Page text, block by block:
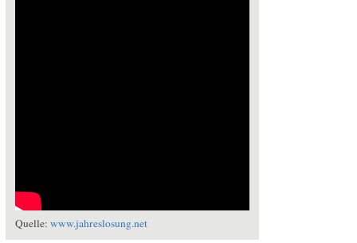
Quelle: www.jahreslosung.net